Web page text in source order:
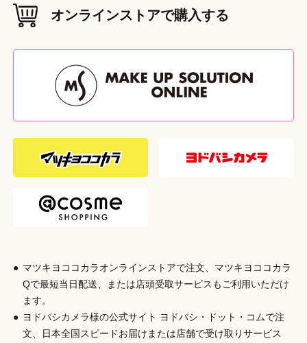
カーラー以外の目的にはご使用にならないでください。●お
子様の手の届かない所に保管してください。
材質（素材・原材料）
［テープ］ポリエルテル
本体サイズ
約37mm×約63mm
外装サイズ（W×D×H（mm））
W110 × D40 × H150
原産国
中国
商品コード
4901604587736
オンラインストアで購入する
マツキヨココカラオンラインストアで注文、マツキヨココカラ
Qで最短当日配送、または店頭受取サービスもご利用いただけ
ます。
ヨドバシカメラ様の公式サイト ヨドバシ・ドット・コムで注
文、日本全国スピードお届けまたは店舗で受け取りサービス